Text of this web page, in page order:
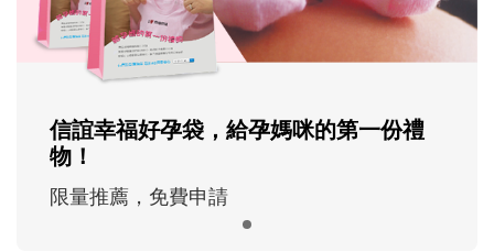
信誼幸福好孕袋，給孕媽咪的第一份禮
物！
限量推薦，免費申請